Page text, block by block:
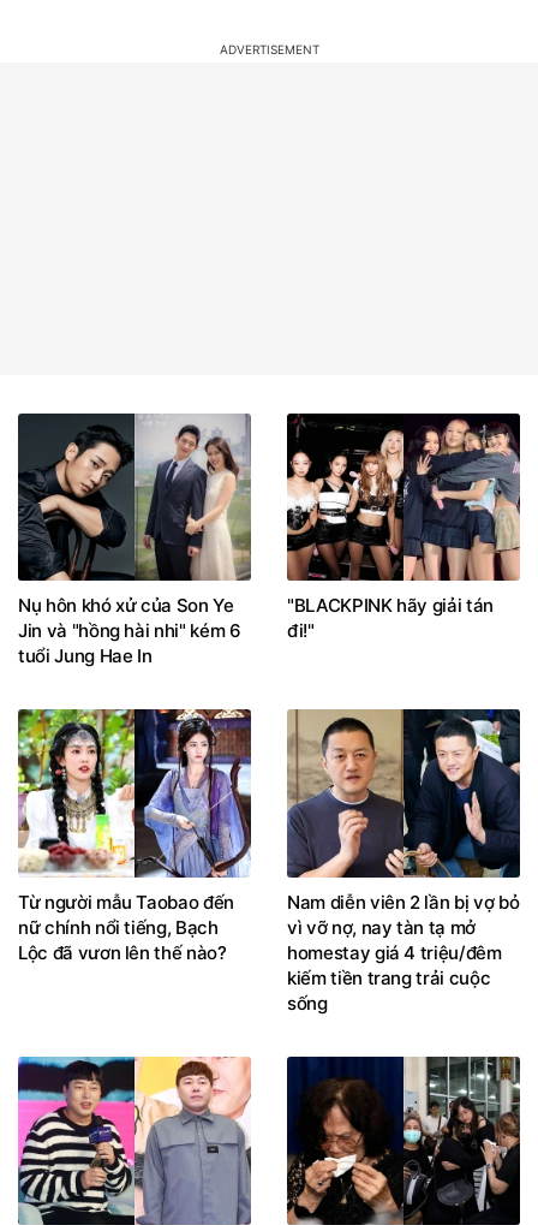
Nụ hôn khó xử của Son Ye
Jin và "hồng hài nhi" kém 6
tuổi Jung Hae In
"BLACKPINK hãy giải tán
đi!"
Từ người mẫu Taobao đến
nữ chính nổi tiếng, Bạch
Lộc đã vươn lên thế nào?
Nam diễn viên 2 lần bị vợ bỏ
vì vỡ nợ, nay tàn tạ mở
homestay giá 4 triệu/đêm
kiếm tiền trang trải cuộc
sống